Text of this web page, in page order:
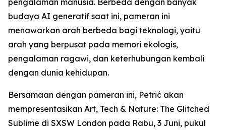
pengalaman manusia. Berbeda dengan banyak
budaya AI generatif saat ini, pameran ini
menawarkan arah berbeda bagi teknologi, yaitu
arah yang berpusat pada memori ekologis,
pengalaman ragawi, dan keterhubungan kembali
dengan dunia kehidupan.
Bersamaan dengan pameran ini, Petrić akan
mempresentasikan Art, Tech & Nature: The Glitched
Sublime di SXSW London pada Rabu, 3 Juni, pukul